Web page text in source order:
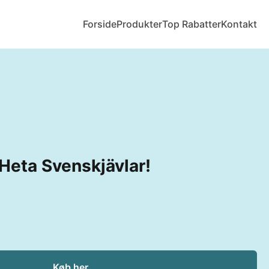
ForsideProdukterTop RabatterKontakt
Svenskjävlar!